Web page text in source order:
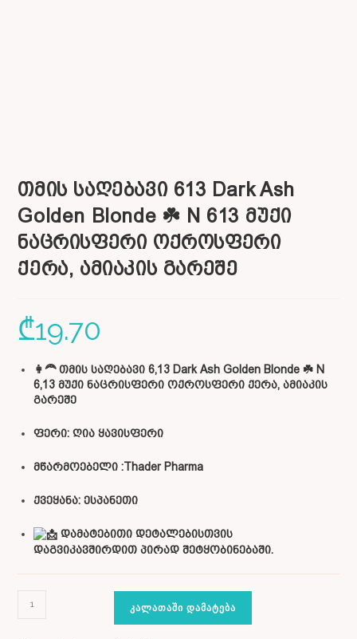
თმის საღებავი 613 Dark Ash
Golden Blonde ☘️ N 613 მუქი
ნაცრისფერი ოქროსფერი
ქერა, ამიაკის გარეშე
₾19.70
👩‍🦰 თმის საღებავი 6,13 Dark Ash Golden Blonde ☘️ N
6,13 მუქი ნაცრისფერი ოქროსფერი ქერა, ამიაკის
გარეშე
ფერი: ღია ყავისფერი
მწარმოებელი :Thader Pharma
ქვეყანა: ესპანეთი
დამატებითი დეტალებისთვის
დაგვიკავშირდით პირად შეტყობინებაში.
ᲙᲐᲚᲐᲗᲐᲨᲘ ᲓᲐᲛᲐᲢᲔᲑᲐ